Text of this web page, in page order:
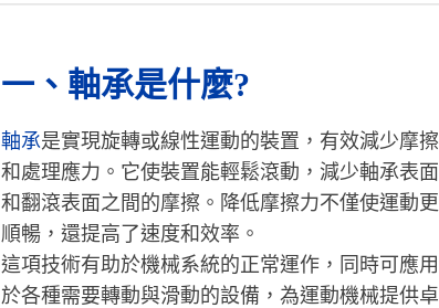
一、軸承是什麼?
軸承是實現旋轉或線性運動的裝置，有效減少摩擦
和處理應力。它使裝置能輕鬆滾動，減少軸承表面
和翻滾表面之間的摩擦。降低摩擦力不僅使運動更
順暢，還提高了速度和效率。
這項技術有助於機械系統的正常運作，同時可應用
於各種需要轉動與滑動的設備，為運動機械提供卓